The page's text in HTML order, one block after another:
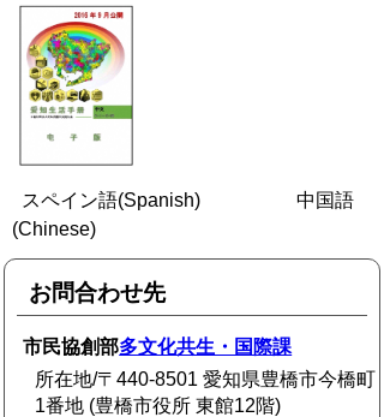
スペイン語(Spanish) 中国語
(Chinese)
お問合わせ先
市民協創部多文化共生・国際課
所在地/〒440-8501 愛知県豊橋市今橋町
1番地 (豊橋市役所 東館12階)